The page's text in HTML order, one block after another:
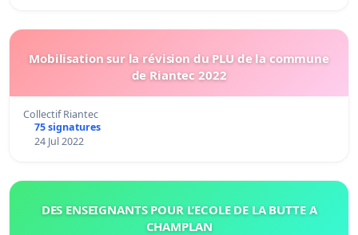
Mobilisation sur la révision du PLU de la commune
de Riantec 2022
Collectif Riantec
75 signatures
24 Jul 2022
DES ENSEIGNANTS POUR L’ECOLE DE LA BUTTE A
CHAMPLAN